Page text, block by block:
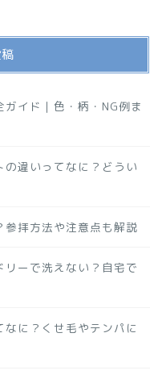
イド｜色・柄・NG例ま
違いってなに？どうい
拝方法や注意点も解説
ーで洗えない？自宅で
に？くせ毛やテンパに